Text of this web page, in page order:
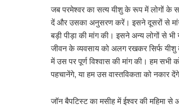
जब परमेश्वर का सत्य यीशु के रूप में लोगों के
दें और उसका अनुसरण करें। इसने दूसरों से
बड़ी पीड़ा की मांग की। इसने अन्य लोगों से
जीवन के व्यवसाय को अलग रखकर सिर्फ यीशु
में उस पर पूर्ण विश्वास की मांग की। हम सभी
पहचानेंगे, या हम उस वास्तविकता को नकार
जॉन बैपटिस्ट का मसीह में ईश्वर की महिमा